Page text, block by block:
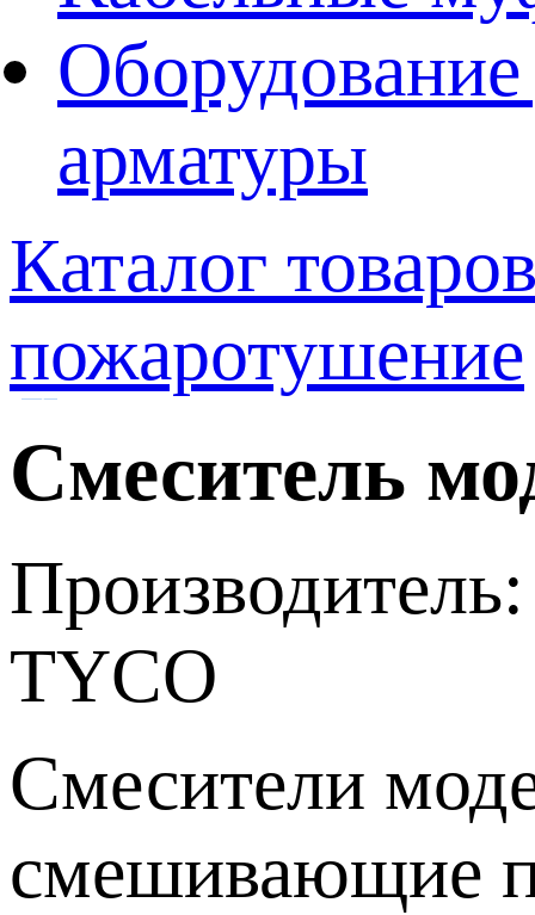
арматуры
Каталог
пожаротушение
Смеситель
Производитель:
TYCO
Смесители
смешивающие